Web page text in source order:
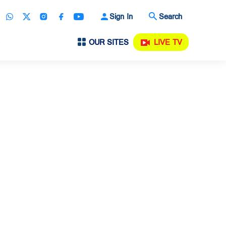
Sign In Search
OUR SITES LIVE TV